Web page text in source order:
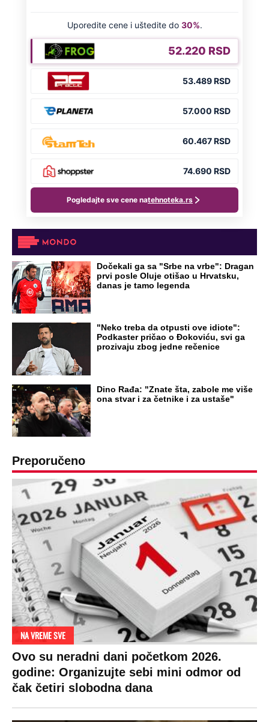
Dočekali ga sa "Srbe na vrbe": Dragan
prvi posle Oluje otišao u Hrvatsku,
danas je tamo legenda
"Neko treba da otpusti ove idiote":
Podkaster pričao o Đokoviću, svi ga
prozivaju zbog jedne rečenice
Dino Rađa: "Znate šta, zabole me više
ona stvar i za četnike i za ustaše"
Preporučeno
NA VREME SVE
Ovo su neradni dani početkom 2026.
godine: Organizujte sebi mini odmor od
čak četiri slobodna dana